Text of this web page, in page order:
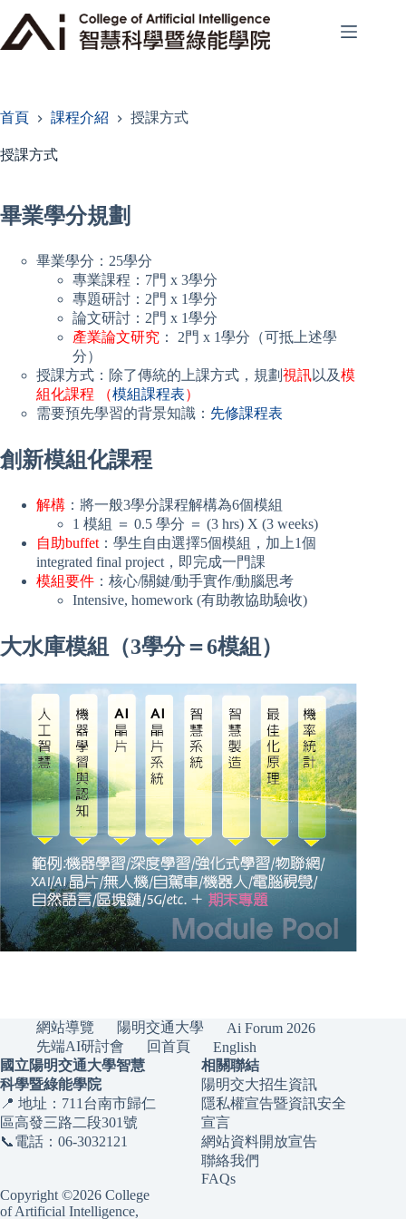
至
主
首頁
課程介紹 授課方式
授課方式
畢業學分規劃
畢業學分：25學分
專業課程：7門 x 3學分
專題研討：2門 x 1學分
論文研討：2門 x 1學分
產業論文研究 ： 2門 x 1學分（可抵上述學
分）
授課方式：除了傳統的上課方式，規劃 視訊以及模
組化課程 （模組課程表）
需要預先學習的背景知識： 先修課程表
創新模組化課程
解構 ：將一般3學分課程解構為6個模組
1 模組 ＝ 0.5 學分 ＝ (3 hrs) X (3 weeks)
自助buffet ：學生自由選擇5個模組，加上1個
integrated final project，即完成一門課
模組要件 ：核心/關鍵/動手實作/動腦思考
Intensive, homework (有助教協助驗收)
大水庫模組（3學分＝6模組）
網站導覽 陽明交通大學
Ai Forum 2026
先端AI研討會
回首頁
English
國立陽明交通大學智慧
科學暨綠能學院
📍 地址：711台南市歸仁
區高發三路二段301號
📞電話：06-3032121
相關聯結
陽明交大招生資訊
隱私權宣告暨資訊安全
宣言
網站資料開放宣告
聯絡我們
FAQs
Copyright ©2026 College
of Artificial Intelligence,